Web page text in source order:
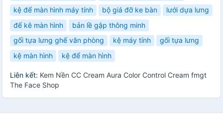
kệ để màn hình máy tính
bộ giá đỡ ke bàn
lưới dựa lưng
đế kê màn hình
bản lề gập thông minh
gối tựa lưng ghế văn phòng
kệ máy tính
gối tựa lưng
kệ màn hình
kệ để màn hình
Liên kết: Kem Nền CC Cream Aura Color Control Cream fmgt
The Face Shop